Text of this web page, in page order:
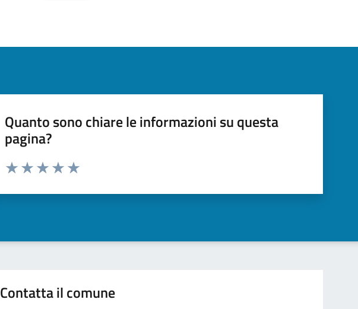
Quanto sono chiare le informazioni su questa
pagina?
Valuta da 1 a 5 stelle la pagina
Contatta il comune